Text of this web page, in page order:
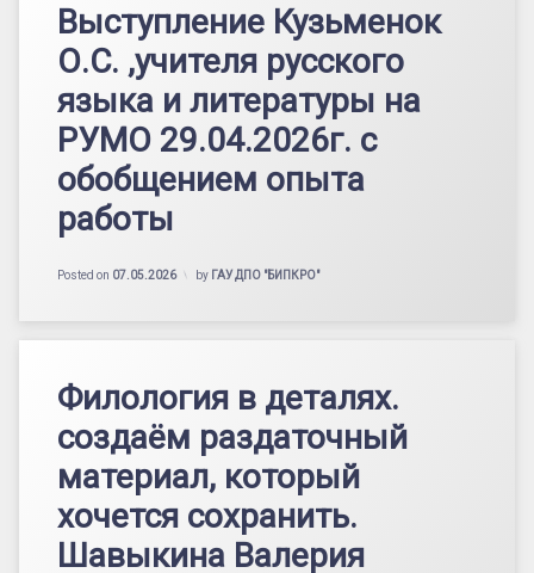
Выступление Кузьменок
О.С. ,учителя русского
языка и литературы на
РУМО 29.04.2026г. с
обобщением опыта
работы
Posted on 07.05.2026 by ГАУ ДПО "БИПКРО"
Филология в деталях.
создаём раздаточный
материал, который
хочется сохранить.
Шавыкина Валерия